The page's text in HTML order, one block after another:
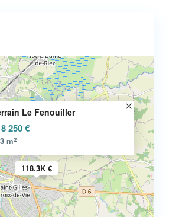
118.3K €
Le Fenouiller
250 €
m2